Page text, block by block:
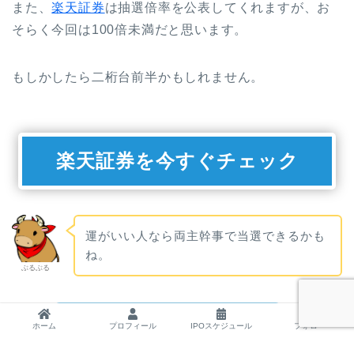
また、楽天証券は抽選倍率を公表してくれますが、お
そらく今回は100倍未満だと思います。
もしかしたら二桁台前半かもしれません。
楽天証券を今すぐチェック
ぶるぶる
運がいい人なら両主幹事で当選できるかも
ね。
喜んでいいかはまた別の話だけど。
ホーム プロフィール IPOスケジュール フォロー